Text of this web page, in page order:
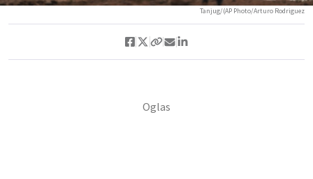
Tanjug/(AP Photo/Arturo Rodriguez